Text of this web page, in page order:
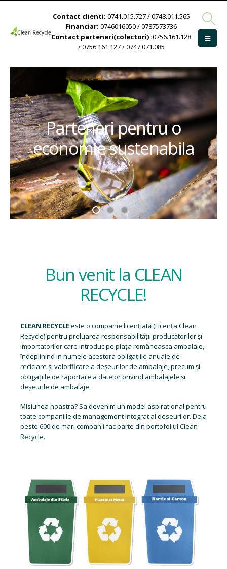
Contact clienti: 0741.015.727 / 0748.011.565
Financiar: 0746016050 / 0787573736
Contact parteneri(colectori) :0756.161.128
/ 0756.161.127 / 0747.071.085
Parteneri pentru o
economie sustenabila
Bun venit la CLEAN
RECYCLE!
CLEAN RECYCLEeste o companie licențiată (Licența Clean
Recycle) pentru preluarea responsabilității producătorilor și
importatorilor care introduc pe piața româneasca ambalaje,
îndeplinind in numele acestora obligațiile anuale de
reciclare și valorificare a deșeurilor de ambalaje, precum și
obligațiile de raportare a datelor privind ambalajele și
deșeurile de ambalaje.
Misiunea noastra? Sa devenim un model aspirational pentru
toate companiile de management integrat al deseurilor. Deja
peste 600 de mari companii fac parte din portofoliul Clean
Recycle.